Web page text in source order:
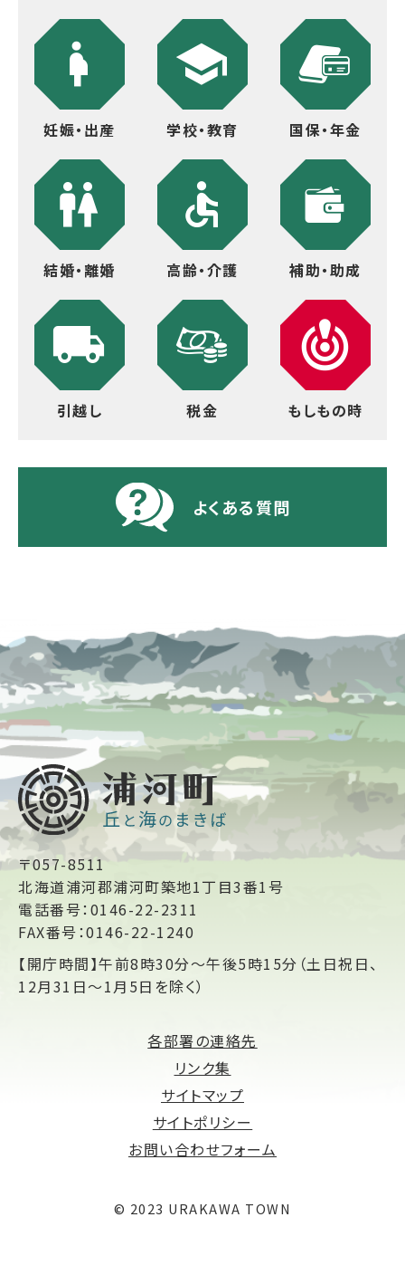
妊娠・出産 学校・教育 国保・年金
結婚・離婚 高齢・介護 補助・助成
引越し 税金 もしもの時
よくある質問
〒057-8511
北海道浦河郡浦河町築地1丁目3番1号
電話番号：0146-22-2311
FAX番号：0146-22-1240
【開庁時間】午前8時30分～午後5時15分（土日祝日、
12月31日～1月5日を除く）
各部署の連絡先
リンク集
サイトマップ
サイトポリシー
お問い合わせフォーム
© 2023 URAKAWA TOWN